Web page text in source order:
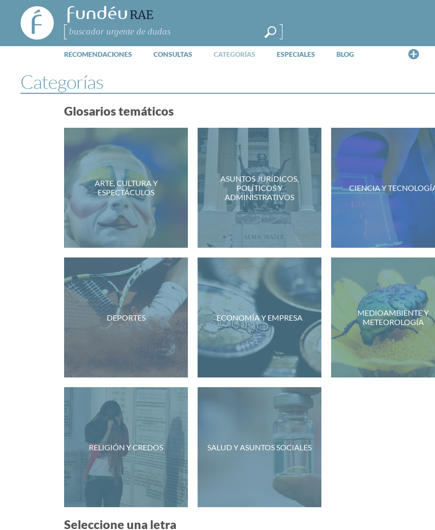
FundéuRAE
- Fundación
del Español
Urgente
Buscar
RECOMENDACIONES CONSULTAS CATEGORÍAS ESPECIALES BLOG
Categorías
Glosarios temáticos
ARTE, CULTURA Y
ESPECTÁCULOS
ASUNTOS JURÍDICOS,
POLÍTICOS Y
ADMINISTRATIVOS
CIENCIA Y
DEPORTES ECONOMÍA Y EMPRESA
MEDIOAMBIENTE Y
METEOROLOGÍA
RELIGIÓN Y CREDOS SALUD Y ASUNTOS SOCIALES
Seleccione una letra